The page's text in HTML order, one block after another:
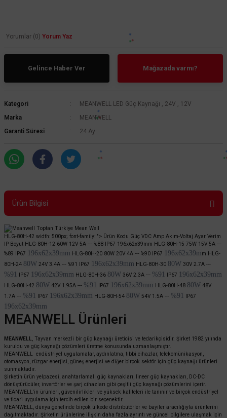
Yorumlar (0) Yorum Yaz
Gelince Haber Ver Mağazada varmı?
Kategori MEANWELL LED Güç Kaynağı , 24V , 12V
Marka
MEANWELL
Garanti Süresi
24 Ay
Ürün Bilgisi
HLG-80H-42 width: 500px; font-family: "> Ürün Kodu Güç VDC Amp Akım-Voltaj Ayar Verim
IP Boyut HLG-80H-12 60W 12V 5A --- %88 IP67 196x62x39mm HLG-80H-15 75W 15V 5A ---
%89
IP67 196x62x39mm HLG-80H-20 80W 20V 4A --- %90 IP67 196x62x39mm HLG-
80H-24 80W 24V 3.4A --- %91 IP67 196x62x39mm HLG-80H-30 80W 30V 2.7A ---
%91 IP67 196x62x39mm HLG-80H-36 80W 36V 2.3A --- %91 IP67 196x62x39mm
HLG-80H-42 80W 42V 1.95A --- %91 IP67 196x62x39mm HLG-80H-48 80W 48V
1.7A --- %91 IP67 196x62x39mm HLG-80H-54 80W 54V 1.5A --- %91 IP67
196x62x39mm
MEANWELL Ürünleri
MEANWELL
, Tayvan merkezli bir güç kaynağı üreticisi ve tedarikçisidir. Şirket 1982 yılında
kuruldu ve güç kaynağı çözümleri üretme konusunda uzmanlaşmıştır.
MEANWELL endüstriyel uygulamalar, aydınlatma, tıbbi cihazlar, telekomünikasyon,
otomasyon, rüzgar enerjisi, güneş enerjisi ve diğer birçok sektör için güç kaynağı ürünleri
sunmaktadır.
Şirketin ürün yelpazesi, anahtarlamalı güç kaynakları, lineer güç kaynakları, DC-DC
dönüştürücüler, invertörler ve şarj cihazları gibi çeşitli güç kaynağı çözümlerini içerir.
MEANWELL'in ürünleri, güvenilirlikleri ve yüksek kaliteleri ile tanınır ve birçok endüstriyel
ve ticari uygulama için tercih edilen bir seçenektir.
MEANWELL, dünya genelinde birçok ülkede distribütörler ve bayiler aracılığıyla ürünlerini
dağıtmaktadır. Şirketin ürünlerine ilişkin daha fazla ayrıntı ve güncel bilgilere ulaşmak için